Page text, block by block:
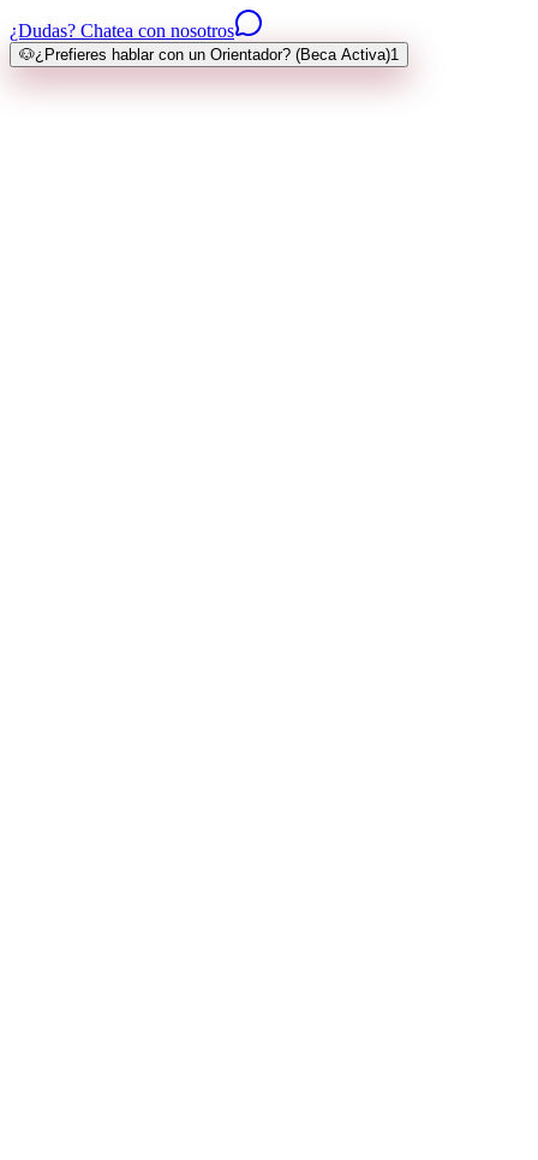
¿Dudas? Chatea con nosotros
🐶¿Prefieres hablar con un Orientador? (Beca Activa)1